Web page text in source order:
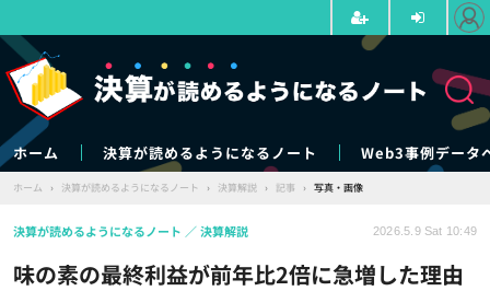
ホーム 決算が読めるようになるノート Web3事例データ
ホーム › 決算が読めるようになるノート › 決算解説 › 記事 › 写真・画像
味の素の最終利益が前年比2倍に急増した理由
決算が読めるようになるノート 決算解説 2026.5.9 Sat 10:49